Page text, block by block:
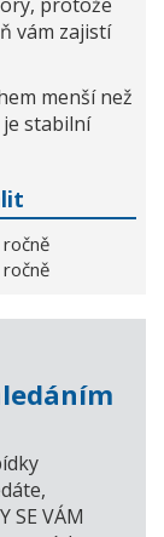
vám zajistí
menší než
stabilní
SE VÁM